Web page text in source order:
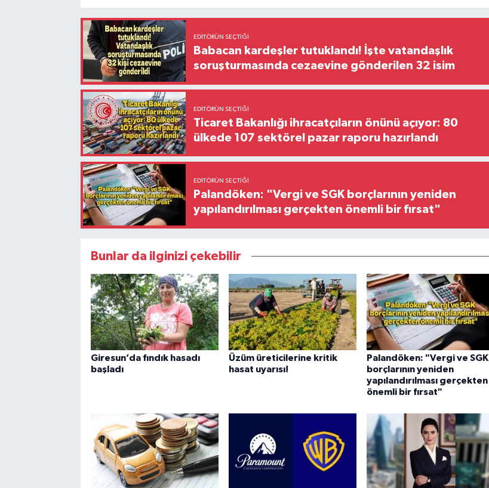
EDITÖRÜN SEÇTIĞI
Babacan kardeşler tutuklandı! İşte vatandaşlık
soruşturmasında cezaevine gönderilen 32 isim
EDITÖRÜN SEÇTIĞI
Ticaret Bakanlığı ihracatçıların önünü açıyor: 80
ülkede 107 sektörel pazar raporu hazırlandı
EDITÖRÜN SEÇTIĞI
Palandöken: "Vergi ve SGK borçlarının yeniden
yapılandırılması gerçekten önemli bir fırsat"
Bunlar da ilginizi çekebilir
Giresun’da fındık hasadı
başladı
Üzüm üreticilerine kritik
hasat uyarısı!
Palandöken: "Vergi ve SGK
borçlarının yeniden
yapılandırılması gerçekten
önemli bir fırsat"